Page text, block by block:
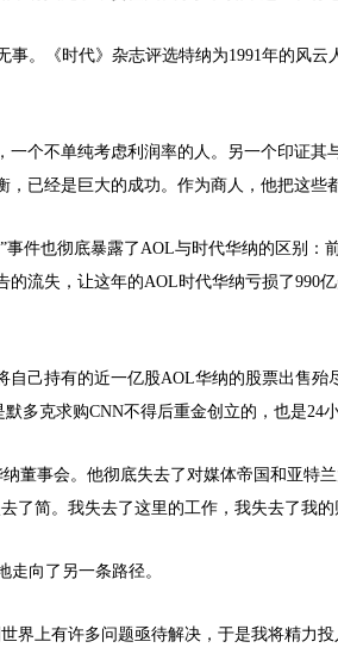
事。《时代》杂志评选特纳为1991年的风
一个不单纯考虑利润率的人。另一个印证
已经是巨大的成功。作为商人，他把这些
事件也彻底暴露了AOL与时代华纳的区别
的流失，让这年的AOL时代华纳亏损了990
自己持有的近一亿股AOL华纳的股票出售
多克求购CNN不得后重金创立的，也是24
董事会。他彻底失去了对媒体帝国和亚特
了简。我失去了这里的工作，我失去了我
走向了另一条路径。
界上有许多问题亟待解决，于是我将精力